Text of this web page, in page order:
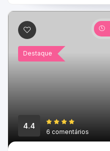
Destaque
4.4
6 comentários